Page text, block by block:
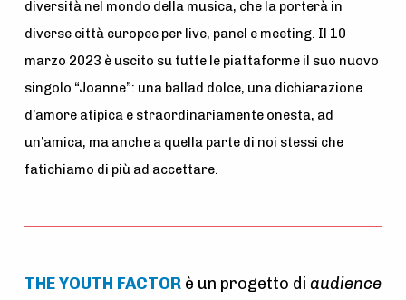
diversità nel mondo della musica, che la porterà in
diverse città europee per live, panel e meeting. Il 10
marzo 2023 è uscito su tutte le piattaforme il suo nuovo
singolo “Joanne”: una ballad dolce, una dichiarazione
d’amore atipica e straordinariamente onesta, ad
un’amica, ma anche a quella parte di noi stessi che
fatichiamo di più ad accettare.
THE YOUTH FACTOR è un progetto di audience